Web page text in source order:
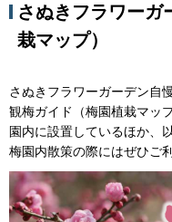
さぬきフラワーガ
栽マップ）
さぬきフラワーガーデン自
観梅ガイド（梅園植栽マッ
園内に設置しているほか、
梅園内散策の際にはぜひご